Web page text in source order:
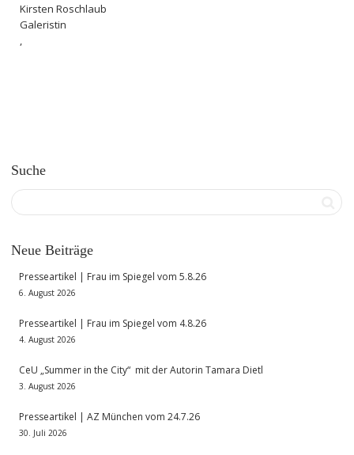
Kirsten Roschlaub
Galeristin
,
Suche
Neue Beiträge
Presseartikel | Frau im Spiegel vom 5.8.26
6. August 2026
Presseartikel | Frau im Spiegel vom 4.8.26
4. August 2026
CeU „Summer in the City“ mit der Autorin Tamara Dietl
3. August 2026
Presseartikel | AZ München vom 24.7.26
30. Juli 2026